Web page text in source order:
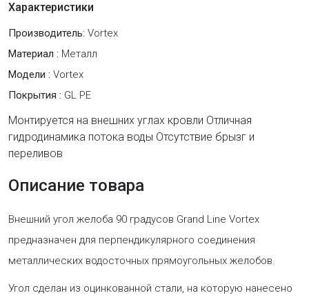
Характеристики
Производитель: Vortex
Материал : Металл
Модели : Vortex
Покрытия : GL PE
Монтируется на внешних углах кровли Отличная
гидродинамика потока воды Отсутствие брызг и
переливов
Описание товара
Внешний угол желоба 90 градусов Grand Line Vortex
предназначен для перпендикулярного соединения
металлических водосточных прямоугольных желобов.
Угол сделан из оцинкованной стали, на которую нанесено